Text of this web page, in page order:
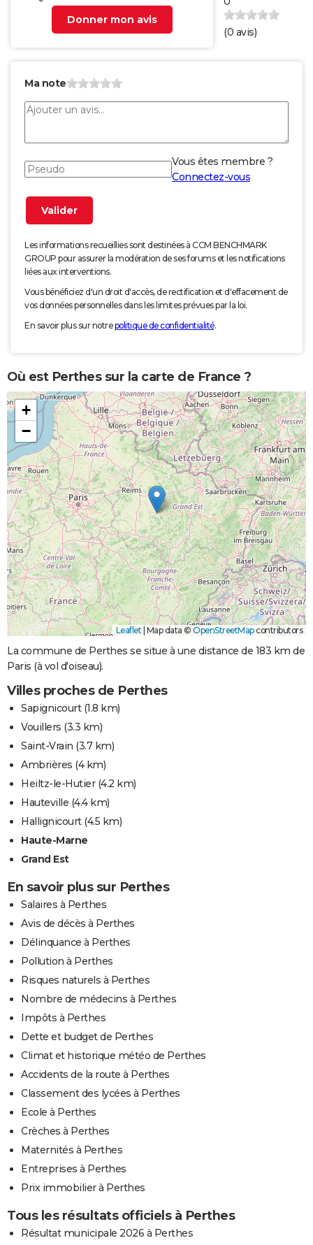
Donner mon avis
(0 avis)
Ma note
Vous êtes membre ?
Connectez-vous
Les informations recueillies sont destinées à CCM BENCHMARK
GROUP pour assurer la modération de ses forums et les notifications
liées aux interventions.
Vous bénéficiez d'un droit d'accès, de rectification et d'effacement de
vos données personnelles dans les limites prévues par la loi.
En savoir plus sur notrepolitique de confidentialité.
Où est Perthes sur la carte de France ?
+
−
Leaflet Map data © OpenStreetMapcontributors
La commune de Perthes se situe à une distance de 183 km de
Paris (à vol d'oiseau).
Villes proches de Perthes
Sapignicourt(1.8 km)
Vouillers (3.3 km)
Saint-Vrain (3.7 km)
Ambrières (4 km)
Heiltz-le-Hutier(4.2 km)
Hauteville (4.4 km)
Hallignicourt(4.5 km)
Haute-Marne
Grand Est
En savoir plus sur Perthes
Salaires à Perthes
Avis de décès à Perthes
Délinquance à Perthes
Pollution à Perthes
Risques naturels à Perthes
Nombre de médecins à Perthes
Impôts à Perthes
Dette et budget de Perthes
Climat et historique météo de Perthes
Accidents de la route à Perthes
Classement des lycées à Perthes
Ecole à Perthes
Crèches à Perthes
Maternités à Perthes
Entreprises à Perthes
Prix immobilier à Perthes
Tous les résultats officiels à Perthes
Résultat municipale 2026 à Perthes